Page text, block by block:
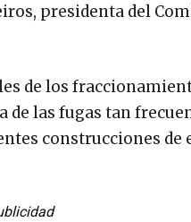
presidenta del
de los
de las fugas tan
construcciones de